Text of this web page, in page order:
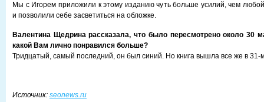
Мы с Игорем приложили к этому изданию чуть больше усилий, чем
и позволили себе засветиться на обложке.
Валентина Щедрина рассказала, что было пересмотрено около 30
какой Вам лично понравился больше?
Тридцатый, самый последний, он был синий. Но книга вышла все же в 31-
Источник: seonews.ru